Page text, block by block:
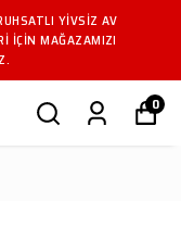
YIVSIZ AV
IÇIN MAĞAZAMIZI
0